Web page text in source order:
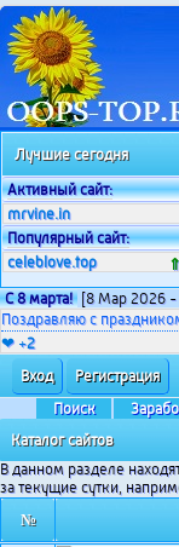
Лучшие сегодня
Активный сайт:
mrvine.in
Популярный сайт:
celeblove.top
С 8 марта! [8 Мар 2026
Поздравляю с
❤ +2
Вход
Регистрация
Поиск
Каталог сайтов
В данном разделе
за текущие сутки,
№